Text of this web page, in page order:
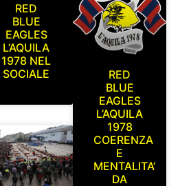
RED
BLUE
EAGLES
L’AQUILA
1978 NEL
SOCIALE
RED
BLUE
EAGLES
L’AQUILA
1978
COERENZA
E
MENTALITA’
DA